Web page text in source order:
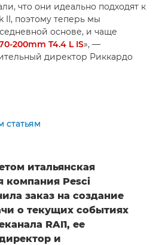
что они идеально подходят к
II, поэтому теперь мы
основе, и чаще
200mm T4.4 L IS», —
директор Риккардо
статьям
итальянская
компания Pesci
заказ на создание
о текущих событиях
RAI1, ее
и